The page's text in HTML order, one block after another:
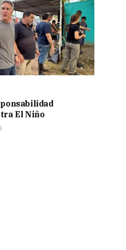
El Niño